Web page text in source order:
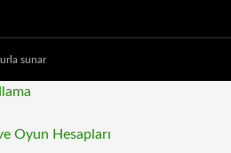
sunar
Oyun Hesapları